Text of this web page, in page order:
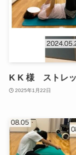
K K 様 ストレ
2025年1月22日